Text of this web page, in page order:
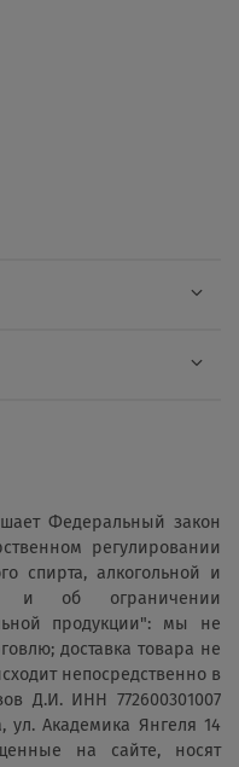
Федеральный закон
регулировании
спирта, алкогольной и
и об ограничении
продукции": мы не
доставка товара не
непосредственно в
Д.И. ИНН 772600301007
ул. Академика Янгеля 14
на сайте, носят